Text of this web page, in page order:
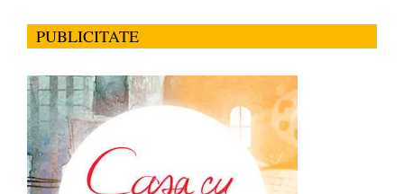
PUBLICITATE